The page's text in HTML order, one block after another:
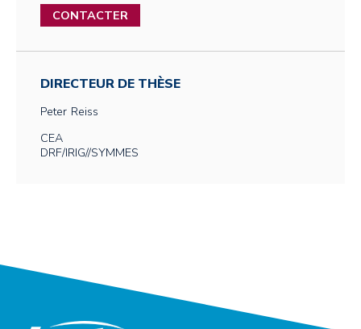
CONTACTER
DIRECTEUR DE THÈSE
Peter Reiss
CEA
DRF/IRIG//SYMMES